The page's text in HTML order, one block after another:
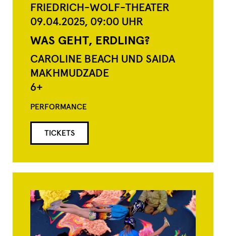
FRIEDRICH-WOLF-THEATER
09.04.2025, 09:00 UHR
WAS GEHT, ERDLING?
CAROLINE BEACH UND SAIDA
MAKHMUDZADE
6+
TICKETS
PERFORMANCE